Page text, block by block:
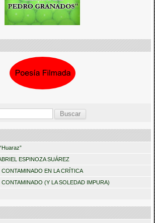
ESPINOZA SUÁREZ
EN LA CRÍTICA
(Y LA SOLEDAD IMPURA)